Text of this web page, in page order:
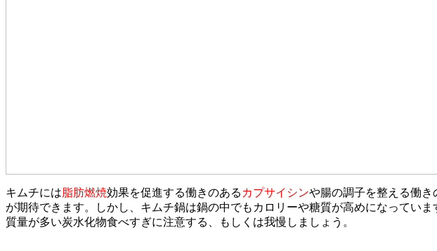
キムチには 脂肪燃焼効果を促進する働きのある カプサイシンや腸の調子を整える働き
が期待できます。しかし、キムチ鍋は鍋の中でもカロリーや糖質が高めになってい
質量が多い炭水化物食べすぎに注意する、もしくは我慢しましょう。